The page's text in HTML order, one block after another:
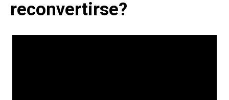
reconvertirse?